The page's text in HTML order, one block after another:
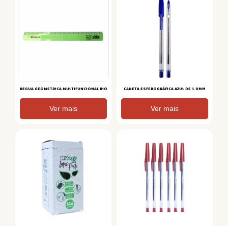
REGUA GEOMETRICA MULTIFUNCIONAL BIO
Ver mais
CANETA ESFEROGRÁFICA AZUL DE 1.0MM
Ver mais